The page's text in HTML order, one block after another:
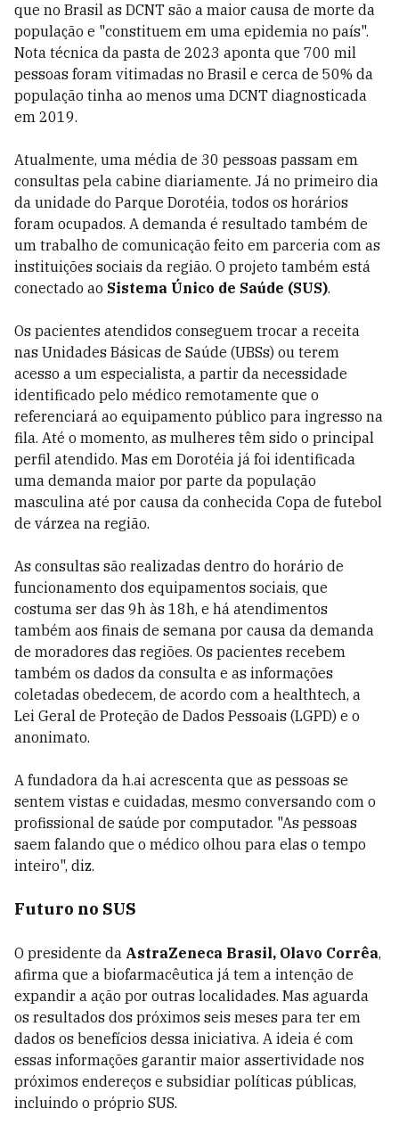
que no Brasil as DCNT são a maior causa de morte da
população e "constituem em uma epidemia no país".
Nota técnica da pasta de 2023 aponta que 700 mil
pessoas foram vitimadas no Brasil e cerca de 50% da
população tinha ao menos uma DCNT diagnosticada
em 2019.
Atualmente, uma média de 30 pessoas passam em
consultas pela cabine diariamente. Já no primeiro dia
da unidade do Parque Dorotéia, todos os horários
foram ocupados. A demanda é resultado também de
um trabalho de comunicação feito em parceria com as
instituições sociais da região. O projeto também está
conectado ao Sistema Único de Saúde (SUS).
Os pacientes atendidos conseguem trocar a receita
nas Unidades Básicas de Saúde (UBSs) ou terem
acesso a um especialista, a partir da necessidade
identificado pelo médico remotamente que o
referenciará ao equipamento público para ingresso na
fila. Até o momento, as mulheres têm sido o principal
perfil atendido. Mas em Dorotéia já foi identificada
uma demanda maior por parte da população
masculina até por causa da conhecida Copa de futebol
de várzea na região.
As consultas são realizadas dentro do horário de
funcionamento dos equipamentos sociais, que
costuma ser das 9h às 18h, e há atendimentos
também aos finais de semana por causa da demanda
de moradores das regiões. Os pacientes recebem
também os dados da consulta e as informações
coletadas obedecem, de acordo com a healthtech, a
Lei Geral de Proteção de Dados Pessoais (LGPD) e o
anonimato.
A fundadora da h.ai acrescenta que as pessoas se
sentem vistas e cuidadas, mesmo conversando com o
profissional de saúde por computador. "As pessoas
saem falando que o médico olhou para elas o tempo
inteiro", diz.
Futuro no SUS
O presidente da AstraZeneca Brasil, Olavo Corrêa,
afirma que a biofarmacêutica já tem a intenção de
expandir a ação por outras localidades. Mas aguarda
os resultados dos próximos seis meses para ter em
dados os benefícios dessa iniciativa. A ideia é com
essas informações garantir maior assertividade nos
próximos endereços e subsidiar políticas públicas,
incluindo o próprio SUS.